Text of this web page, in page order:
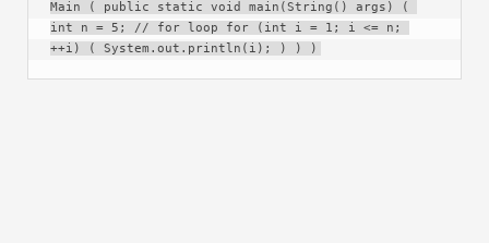
Main ( public static void main(String() args) (
int n = 5; // for loop for (int i = 1; i <= n;
++i) ( System.out.println(i); ) ) )